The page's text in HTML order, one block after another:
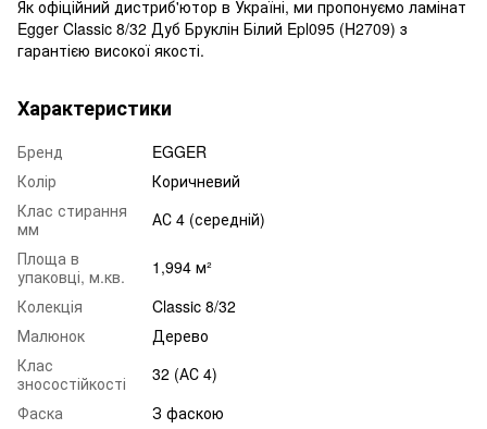
Як офіційний дистриб'ютор в Україні, ми пропонуємо ламінат
Egger Classic 8/32 Дуб Бруклін Білий Epl095 (H2709) з
гарантією високої якості.
Характеристики
Бренд
EGGER
Колір
Коричневий
Клас стирання
мм
АС 4 (середній)
Площа в
упаковці, м.кв.
1,994 м²
Колекція
Classic 8/32
Малюнок
Дерево
Клас
зносостійкості
32 (АС 4)
Фаска
З фаскою